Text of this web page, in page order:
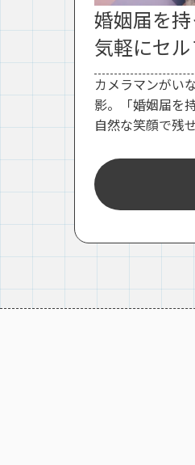
婚姻届を持
気軽にセ
カメラマンがい
影。「婚姻届を
自然な笑顔で残せ